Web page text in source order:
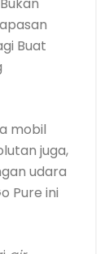
ini
di udara